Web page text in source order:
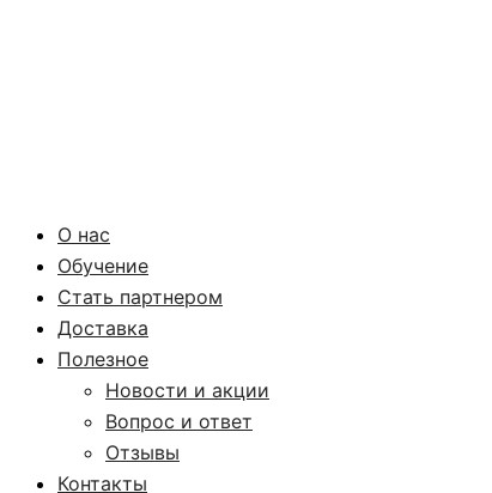
О нас
Обучение
Стать партнером
Доставка
Полезное
Новости и акции
Вопрос и ответ
Отзывы
Контакты